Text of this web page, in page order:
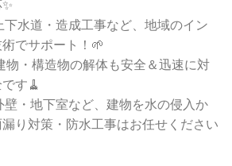
下水道・造成工事など、地域のイン
でサポート！🌱
物・構造物の解体も安全＆迅速に対
す🧹
壁・地下室など、建物を水の侵入か
り対策・防水工事はお任せください